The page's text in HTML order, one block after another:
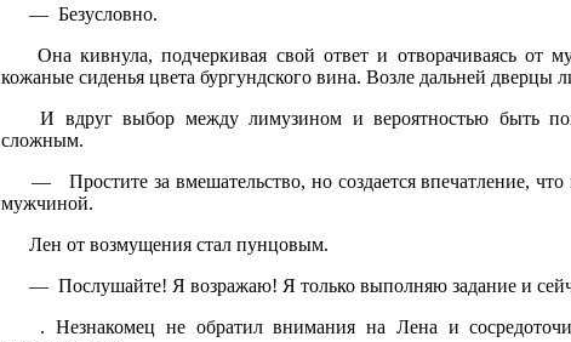
— Безусловно.
Она кивнула, подчеркивая свой ответ и отворачиваясь от
кожаные сиденья цвета бургундского вина. Возле дальней дверцы
И вдруг выбор между лимузином и вероятностью быть
сложным.
— Простите за вмешательство, но создается впечатление,
мужчиной.
Лен от возмущения стал пунцовым.
— Послушайте! Я возражаю! Я только выполняю задание и
. Незнакомец не обратил внимания на Лена и